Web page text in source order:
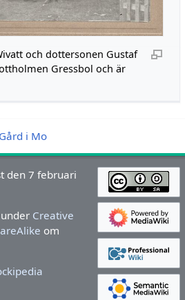
och dottersonen Gustaf
Gressbol och är
Gård i Mo
den 7 februari
Creative
om